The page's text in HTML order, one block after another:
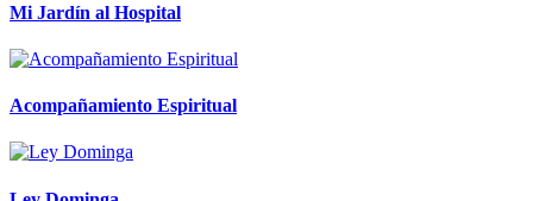
Mi Jardín al Hospital
Acompañamiento Espiritual